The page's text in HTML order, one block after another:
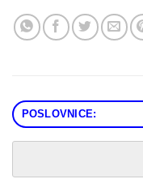
POSLOVNICE: